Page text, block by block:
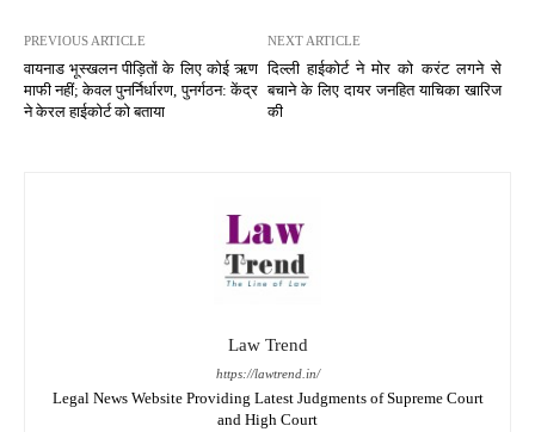
PREVIOUS ARTICLE
वायनाड भूस्खलन पीड़ितों के लिए कोई ऋण
माफी नहीं; केवल पुनर्निर्धारण, पुनर्गठन: केंद्र
ने केरल हाईकोर्ट को बताया
NEXT ARTICLE
दिल्ली हाईकोर्ट ने मोर को करंट लगने से
बचाने के लिए दायर जनहित याचिका खारिज
की
Law Trend
https://lawtrend.in/
Legal News Website Providing Latest Judgments of Supreme Court
and High Court